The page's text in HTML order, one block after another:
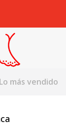
Lo más vendido